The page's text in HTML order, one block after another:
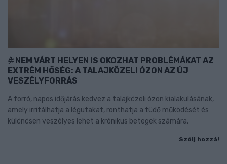
NEM VÁRT HELYEN IS OKOZHAT PROBLÉMÁKAT AZ
EXTRÉM HŐSÉG: A TALAJKÖZELI ÓZON AZ ÚJ
VESZÉLYFORRÁS
A forró, napos időjárás kedvez a talajközeli ózon kialakulásának,
amely irritálhatja a légutakat, ronthatja a tüdő működését és
különösen veszélyes lehet a krónikus betegek számára.
Szólj hozzá!